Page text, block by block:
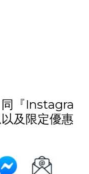
『Instagra
及限定優惠